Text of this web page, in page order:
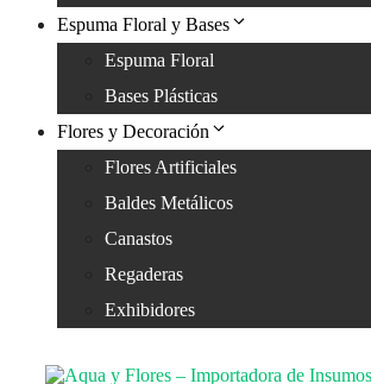
Espuma Floral y Bases
Espuma Floral
Bases Plásticas
Flores y Decoración
Flores Artificiales
Baldes Metálicos
Canastos
Regaderas
Exhibidores